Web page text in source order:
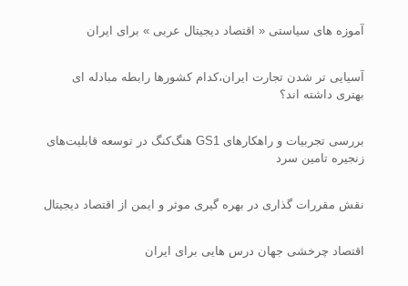
آموزه های سیاستی « اقتصاد دیجیتال عربی » برای ایران
آسیایی تر شدن تجارت ایران،کدام کشورها رابطه مبادله ای
بهتری داشته اند؟
بررسی تجربیات و راهکارهای GS1 هنگ‌کنگ در توسعه قابلیت‌های
زنجیره تامین سرد
نقش مقررات گذاری در بهره گیری موثر و ایمن از اقتصاد دیجیتال
اقتصاد چرخشی جهان درس هایی برای ایران